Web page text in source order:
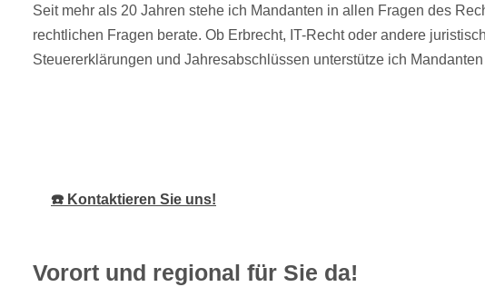
Seit mehr als 20 Jahren stehe ich Mandanten in allen Fragen des
rechtlichen Fragen berate. Ob Erbrecht, IT-Recht oder andere
Steuererklärungen und Jahresabschlüssen unterstütze ich
☎️ Kontaktieren Sie uns!
Vorort und regional für Sie da!